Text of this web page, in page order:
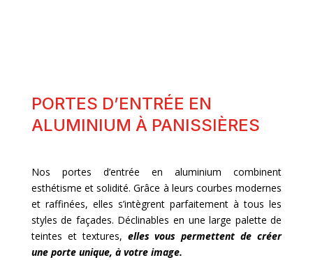
PORTES D’ENTRÉE EN
ALUMINIUM À PANISSIÈRES
Nos portes d’entrée en aluminium combinent
esthétisme et solidité. Grâce à leurs courbes modernes
et raffinées, elles s’intègrent parfaitement à tous les
styles de façades. Déclinables en une large palette de
teintes et textures, elles vous permettent de créer
une porte unique, à votre image.